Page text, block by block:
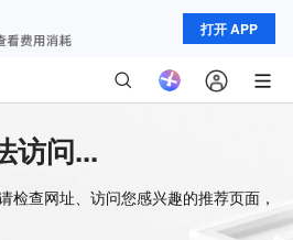
打开 APP
访问...
检查网址、访问您感兴趣的推荐页面，